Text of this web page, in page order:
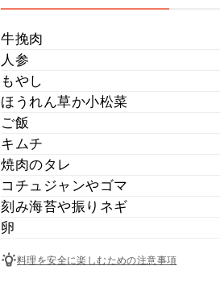
牛挽肉
人参
もやし
ほうれん草か小松菜
ご飯
キムチ
焼肉のタレ
コチュジャンやゴマ
刻み海苔や振りネギ
卵
料理を安全に楽しむための注意事項